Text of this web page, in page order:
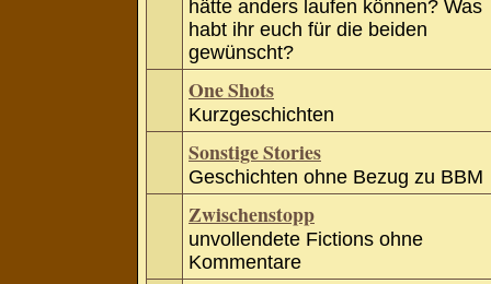
hätte anders laufen können? Was
habt ihr euch für die beiden
gewünscht?
One Shots
Kurzgeschichten
Sonstige Stories
Geschichten ohne Bezug zu BBM
Zwischenstopp
unvollendete Fictions ohne
Kommentare